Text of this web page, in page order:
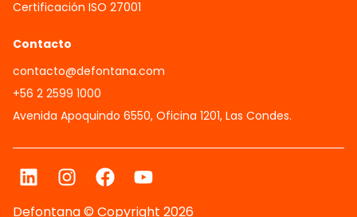
Certificación ISO 27001
Contacto
contacto@defontana.com
+56 2 2599 1000
Avenida Apoquindo 6550, Oficina 1201, Las Condes.
Defontana © Copyright 2026